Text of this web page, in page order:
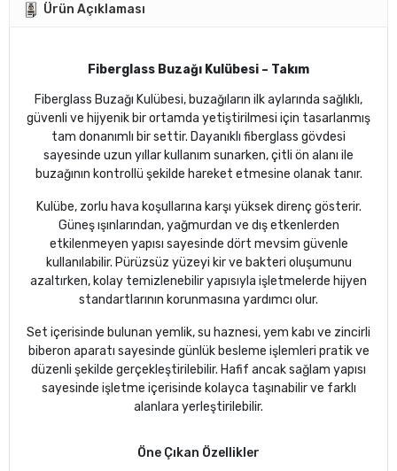
Ürün Açıklaması
Fiberglass Buzağı Kulübesi – Takım
Fiberglass Buzağı Kulübesi, buzağıların ilk aylarında sağlıklı,
güvenli ve hijyenik bir ortamda yetiştirilmesi için tasarlanmış
tam donanımlı bir settir. Dayanıklı fiberglass gövdesi
sayesinde uzun yıllar kullanım sunarken, çitli ön alanı ile
buzağının kontrollü şekilde hareket etmesine olanak tanır.
Kulübe, zorlu hava koşullarına karşı yüksek direnç gösterir.
Güneş ışınlarından, yağmurdan ve dış etkenlerden
etkilenmeyen yapısı sayesinde dört mevsim güvenle
kullanılabilir. Pürüzsüz yüzeyi kir ve bakteri oluşumunu
azaltırken, kolay temizlenebilir yapısıyla işletmelerde hijyen
standartlarının korunmasına yardımcı olur.
Set içerisinde bulunan yemlik, su haznesi, yem kabı ve zincirli
biberon aparatı sayesinde günlük besleme işlemleri pratik ve
düzenli şekilde gerçekleştirilebilir. Hafif ancak sağlam yapısı
sayesinde işletme içerisinde kolayca taşınabilir ve farklı
alanlara yerleştirilebilir.
Öne Çıkan Özellikler